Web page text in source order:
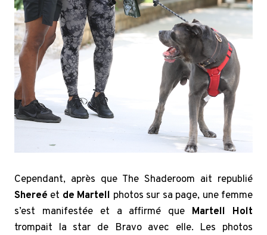
Cependant, après que The Shaderoom ait republié
Shereé et de Martell photos sur sa page, une femme
s’est manifestée et a affirmé que Martell Holt
trompait la star de Bravo avec elle. Les photos